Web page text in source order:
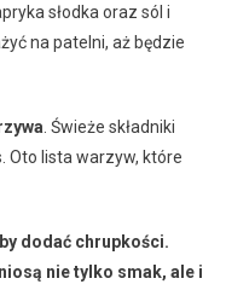
słodka oraz sól i
na patelni, aż będzie
. Świeże składniki
Oto lista warzyw, które
dodać chrupkości.
nie tylko smak, ale i